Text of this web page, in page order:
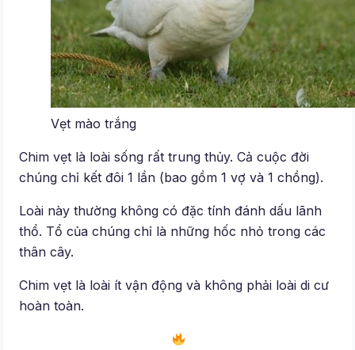
Vẹt mào trắng
Chim vẹt là loài sống rất trung thủy. Cả cuộc đời
chúng chỉ kết đôi 1 lần (bao gồm 1 vợ và 1 chồng).
Loài này thường không có đặc tính đánh dấu lãnh
thổ. Tổ của chúng chỉ là những hốc nhỏ trong các
thân cây.
Chim vẹt là loài ít vận động và không phải loài di cư
hoàn toàn.